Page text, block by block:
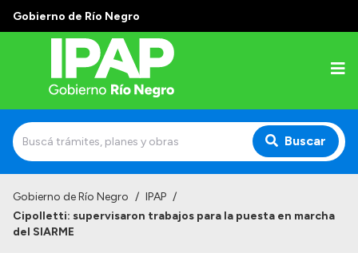
Gobierno de Río Negro
Buscar
Institucional
Gobierno de Río Negro / IPAP /
Cipolletti: supervisaron trabajos para la puesta en marcha
del SIARME